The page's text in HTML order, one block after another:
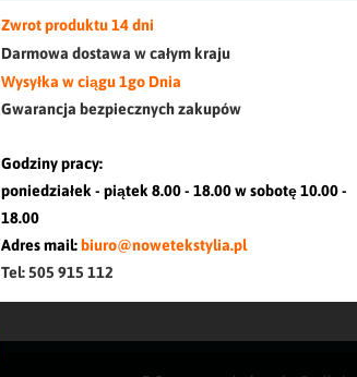
Zwrot produktu 14 dni
Darmowa dostawa w całym kraju
Wysyłka w ciągu 1go Dnia
Gwarancja bezpiecznych zakupów
Godziny pracy:
poniedziałek - piątek 8.00 - 18.00 w sobotę 10.00 -
18.00
Adres mail: biuro@nowetekstylia.pl
Tel: 505 915 112